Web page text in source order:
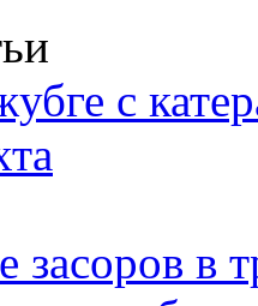
с
засоров в